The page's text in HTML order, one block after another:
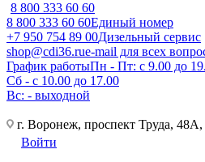
8 800 333 60 60
8 800 333 60 60Единый номер
+7 950 754 89 00Дизельный сервис
shop@cdi36.rue-mail для всех
График работыПн - Пт: с 9.00 до
Сб - с 10.00 до 17.00
Вс: - выходной
г. Воронеж, проспект Труда,
Войти